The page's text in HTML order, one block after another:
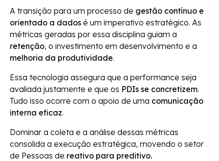
A transição para um processo de gestão contínuo e
orientado a dados é um imperativo estratégico. As
métricas geradas por essa disciplina guiam a
retenção, o investimento em desenvolvimento e a
melhoria da produtividade.
Essa tecnologia assegura que a performance seja
avaliada justamente e que os PDIs se concretizem.
Tudo isso ocorre com o apoio de uma comunicação
interna eficaz.
Dominar a coleta e a análise dessas métricas
consolida a execução estratégica, movendo o setor
de Pessoas de reativo para preditivo.